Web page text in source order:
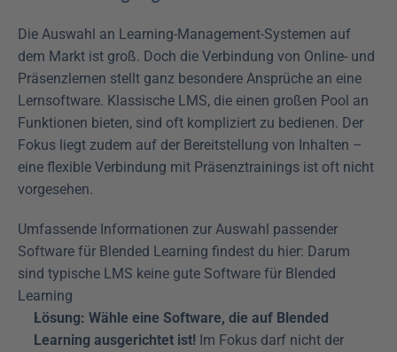
Die Auswahl an Learning-Management-Systemen auf
dem Markt ist groß. Doch die Verbindung von Online- und
Präsenzlernen stellt ganz besondere Ansprüche an eine
Lernsoftware. Klassische LMS, die einen großen Pool an
Funktionen bieten, sind oft kompliziert zu bedienen. Der
Fokus liegt zudem auf der Bereitstellung von Inhalten –
eine flexible Verbindung mit Präsenztrainings ist oft nicht
vorgesehen.
Umfassende Informationen zur Auswahl passender
Software für Blended Learning findest du hier: Darum
sind typische LMS keine gute Software für Blended
Learning
Lösung: Wähle eine Software, die auf Blended
Learning ausgerichtet ist! Im Fokus darf nicht der